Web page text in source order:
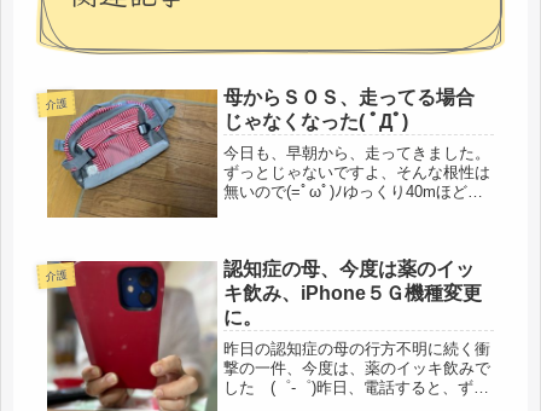
介護
母からＳＯＳ、走ってる場合
じゃなくなった( ﾟДﾟ)
今日も、早朝から、走ってきました。
ずっとじゃないですよ、そんな根性は
無いので(=ﾟωﾟ)ﾉゆっくり40mほど走
した）「母さん、アレが今日要...
介護
認知症の母、今度は薬のイッ
キ飲み、iPhone５Ｇ機種変更
に。
昨日の認知症の母の行方不明に続く衝
撃の一件、今度は、薬のイッキ飲みで
した (゜-゜)昨日、電話すると、ずっ